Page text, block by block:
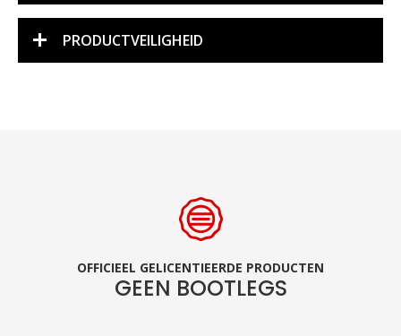
PRODUCTVEILIGHEID
OFFICIEEL GELICENTIEERDE PRODUCTEN
GEEN BOOTLEGS